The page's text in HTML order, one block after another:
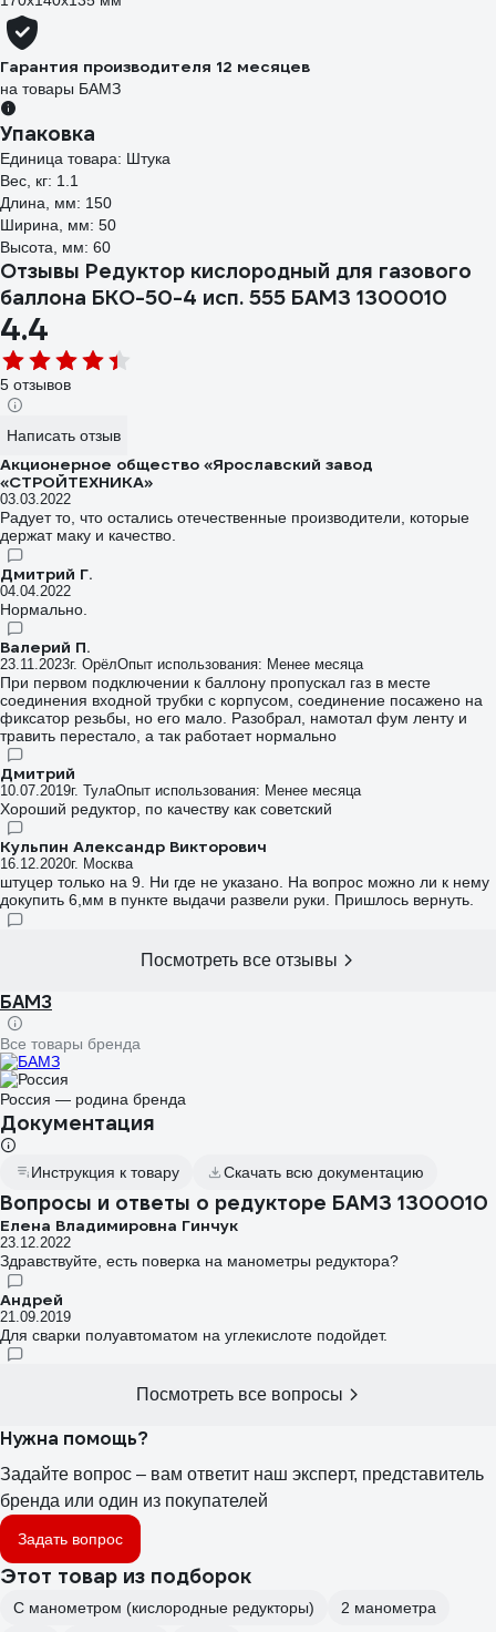
Гарантия производителя 12 месяцев
на товары БАМЗ
Упаковка
Единица товара: Штука
Вес, кг: 1.1
Длина, мм: 150
Ширина, мм: 50
Высота, мм: 60
Отзывы Редуктор кислородный для газового
баллона БКО-50-4 исп. 555 БАМЗ 1300010
4.4
5 отзывов
Написать отзыв
Акционерное общество «Ярославский завод
«СТРОЙТЕХНИКА»
03.03.2022
Радует то, что остались отечественные производители, которые
держат маку и качество.
Дмитрий Г.
04.04.2022
Нормально.
Валерий П.
23.11.2023г. ОрёлОпыт использования: Менее месяца
При первом подключении к баллону пропускал газ в месте
соединения входной трубки с корпусом, соединение посажено на
фиксатор резьбы, но его мало. Разобрал, намотал фум ленту и
травить перестало, а так работает нормально
Дмитрий
10.07.2019г. ТулаОпыт использования: Менее месяца
Хороший редуктор, по качеству как советский
Кульпин Александр Викторович
16.12.2020г. Москва
штуцер только на 9. Ни где не указано. На вопрос можно ли к нему
докупить 6,мм в пункте выдачи развели руки. Пришлось вернуть.
Посмотреть все отзывы
БАМЗ
Все товары бренда
Россия — родина бренда
Документация
Инструкция к товару Скачать всю документацию
Вопросы и ответы о редукторе БАМЗ 1300010
Елена Владимировна Гинчук
23.12.2022
Здравствуйте, есть поверка на манометры редуктора?
Андрей
21.09.2019
Для сварки полуавтоматом на углекислоте подойдет.
Посмотреть все вопросы
Нужна помощь?
Задайте вопрос – вам ответит наш эксперт, представитель
бренда или один из покупателей
Задать вопрос
Этот товар из подборок
С манометром (кислородные редукторы)
2 манометра